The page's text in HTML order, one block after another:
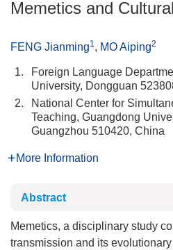
Memetics and
FENG Jianming1, MO Aiping2
1.
Foreign Language
University, Dongguan
2.
National Center for
Teaching, Guangdong
Guangzhou 510420, China
More Information
Abstract
Memetics, a disciplinary study
transmission and its